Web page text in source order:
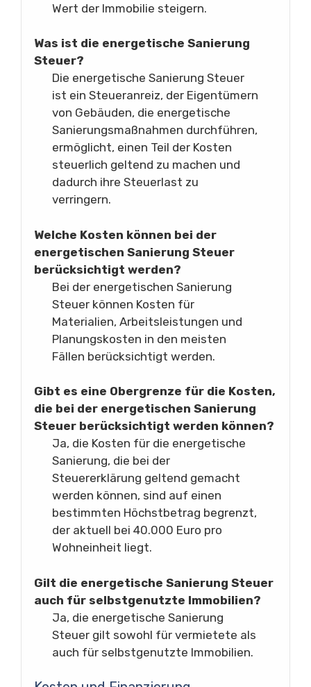
Wert der Immobilie steigern.
Was ist die energetische Sanierung
Steuer?
Die energetische Sanierung Steuer
ist ein Steueranreiz, der Eigentümern
von Gebäuden, die energetische
Sanierungsmaßnahmen durchführen,
ermöglicht, einen Teil der Kosten
steuerlich geltend zu machen und
dadurch ihre Steuerlast zu
verringern.
Welche Kosten können bei der
energetischen Sanierung Steuer
berücksichtigt werden?
Bei der energetischen Sanierung
Steuer können Kosten für
Materialien, Arbeitsleistungen und
Planungskosten in den meisten
Fällen berücksichtigt werden.
Gibt es eine Obergrenze für die Kosten,
die bei der energetischen Sanierung
Steuer berücksichtigt werden können?
Ja, die Kosten für die energetische
Sanierung, die bei der
Steuererklärung geltend gemacht
werden können, sind auf einen
bestimmten Höchstbetrag begrenzt,
der aktuell bei 40.000 Euro pro
Wohneinheit liegt.
Gilt die energetische Sanierung Steuer
auch für selbstgenutzte Immobilien?
Ja, die energetische Sanierung
Steuer gilt sowohl für vermietete als
auch für selbstgenutzte Immobilien.